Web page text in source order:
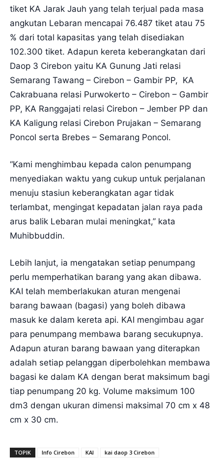
tiket KA Jarak Jauh yang telah terjual pada masa
angkutan Lebaran mencapai 76.487 tiket atau 75
% dari total kapasitas yang telah disediakan
102.300 tiket. Adapun kereta keberangkatan dari
Daop 3 Cirebon yaitu KA Gunung Jati relasi
Semarang Tawang – Cirebon – Gambir PP, KA
Cakrabuana relasi Purwokerto – Cirebon – Gambir
PP, KA Ranggajati relasi Cirebon – Jember PP dan
KA Kaligung relasi Cirebon Prujakan – Semarang
Poncol serta Brebes – Semarang Poncol.
“Kami menghimbau kepada calon penumpang
menyediakan waktu yang cukup untuk perjalanan
menuju stasiun keberangkatan agar tidak
terlambat, mengingat kepadatan jalan raya pada
arus balik Lebaran mulai meningkat,” kata
Muhibbuddin.
Lebih lanjut, ia mengatakan setiap penumpang
perlu memperhatikan barang yang akan dibawa.
KAI telah memberlakukan aturan mengenai
barang bawaan (bagasi) yang boleh dibawa
masuk ke dalam kereta api. KAI mengimbau agar
para penumpang membawa barang secukupnya.
Adapun aturan barang bawaan yang diterapkan
adalah setiap pelanggan diperbolehkan membawa
bagasi ke dalam KA dengan berat maksimum bagi
tiap penumpang 20 kg. Volume maksimum 100
dm3 dengan ukuran dimensi maksimal 70 cm x 48
cm x 30 cm.
TOPIK Info Cirebon KAI kai daop 3 Cirebon